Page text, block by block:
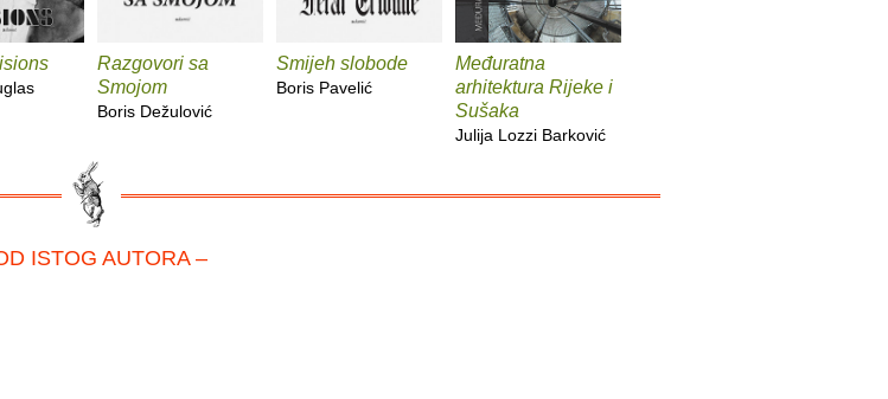
Razgovori sa
Smojom
Boris Dežulović
Smijeh slobode
Boris Pavelić
Međuratna
arhitektura Rijeke i
Sušaka
Julija Lozzi Barković
ISTOG AUTORA –